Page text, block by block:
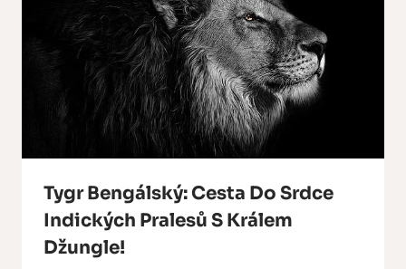
Tygr Bengálský: Cesta Do Srdce
Indických Pralesů S Králem
Džungle!